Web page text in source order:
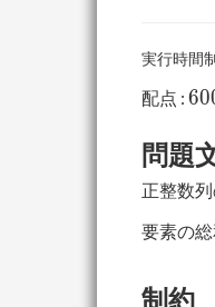
実行時間
配点 : 60
問題
正整数
要素の
制約